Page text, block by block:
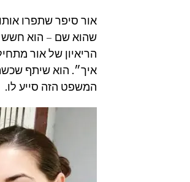
אור סיפר שתפרו
שהוא שם – הוא חשש
הריאיון של אור
איך״. הוא שיתף
המשפט הזה סייע לו.